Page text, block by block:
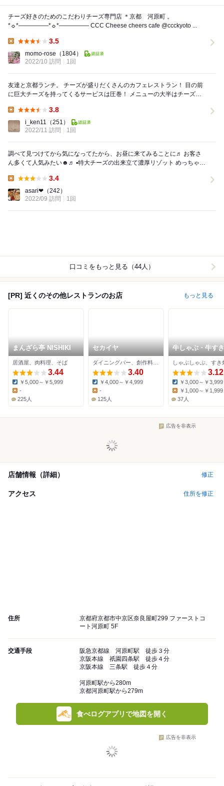
チーズ好きのためのこだわりチーズ専門店 ＊京都 河原町 。
*☼*―――――*☼*――――― CCC Cheese cheers cafe @ccckyoto ...
3.5
momo-rose （1804）
2022/10 訪問
1回
友達と京都ランチ。 チーズが盛りだくさんのカフェレストラン！ 目の前
に巨大チーズを持ってくるサービスは圧巻！ メニューの大半はチーズ系
3.8
i_ken11 （251）
2022/11 訪問
1回
調べて見つけてから気になってたから、お昼に来てみることに♬ お客さ
ん多くて人気みたい☻♬ ▪️特大チーズの出来立て濃厚リゾット めっちゃ濃
3.4
asari❤︎ （242）
2022/09 訪問
1回
口コミをもっと見る（44人）
[PR] 近くのその他レストランのお店 もっと見る
まんざら亭 NISHIKI
居酒屋、肉料理、そば
3.44
Dinner:
￥5,000～￥5,999
-
225人
セカイヤ
3.40
Dinner:
￥4,000～￥4,999
-
125人
牛しゃぶ・牛す
放題 但馬屋 四
原町店
3.12
Dinner:
￥3,000～￥3,999
Lunch:
￥1,000～￥1,999
37人
広告を非表示
店舗情報（詳細） 修正
アクセス 住所を修正
住所
京都府京都市中京区奈良屋町299 ファーストコ
ート河原町 5F
交通手段
阪急京都線 河原町駅 徒歩３分
京阪本線 祇園四条駅 徒歩４分
京阪本線 三条駅 徒歩４分
河原町駅から280m
京都河原町駅から279m
食べログアプリで地図を開く
広告を非表示